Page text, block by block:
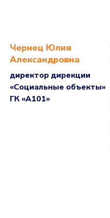
Чернец Юлия
Александровна
директор дирекции
«Социальные объекты»
ГК «А101»